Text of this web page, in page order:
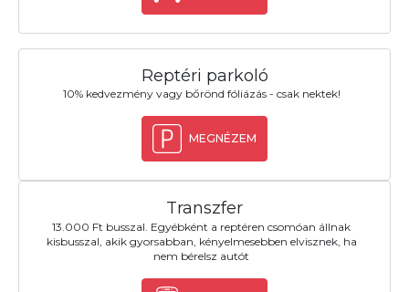
Reptéri parkoló
10% kedvezmény vagy bőrönd fóliázás - csak nektek!
MEGNÉZEM
Transzfer
13.000 Ft busszal. Egyébként a reptéren csomóan állnak
kisbusszal, akik gyorsabban, kényelmesebben elvisznek, ha
nem bérelsz autót